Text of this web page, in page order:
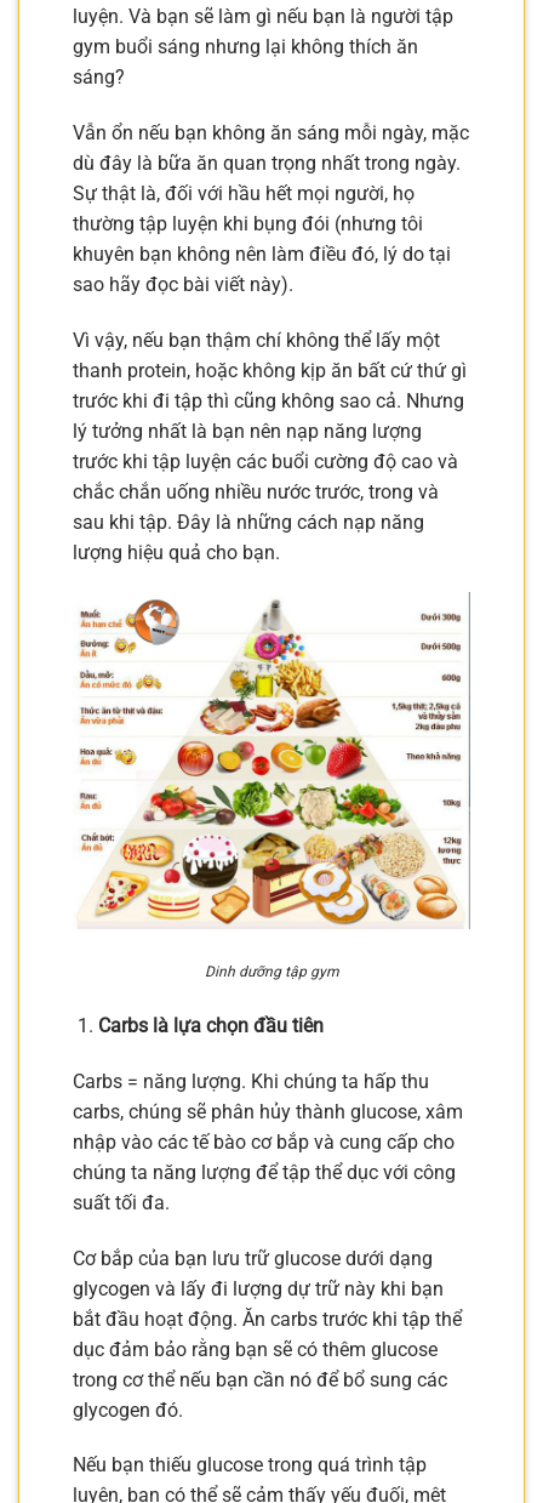
luyện. Và bạn sẽ làm gì nếu bạn là người tập
gym buổi sáng nhưng lại không thích ăn
sáng?
Vẫn ổn nếu bạn không ăn sáng mỗi ngày, mặc
dù đây là bữa ăn quan trọng nhất trong ngày.
Sự thật là, đối với hầu hết mọi người, họ
thường tập luyện khi bụng đói (nhưng tôi
khuyên bạn không nên làm điều đó, lý do tại
sao hãy đọc bài viết này).
Vì vậy, nếu bạn thậm chí không thể lấy một
thanh protein, hoặc không kịp ăn bất cứ thứ gì
trước khi đi tập thì cũng không sao cả. Nhưng
lý tưởng nhất là bạn nên nạp năng lượng
trước khi tập luyện các buổi cường độ cao và
chắc chắn uống nhiều nước trước, trong và
sau khi tập. Đây là những cách nạp năng
lượng hiệu quả cho bạn.
Dinh dưỡng tập gym
Carbs là lựa chọn đầu tiên
Carbs = năng lượng. Khi chúng ta hấp thu
carbs, chúng sẽ phân hủy thành glucose, xâm
nhập vào các tế bào cơ bắp và cung cấp cho
chúng ta năng lượng để tập thể dục với công
suất tối đa.
Cơ bắp của bạn lưu trữ glucose dưới dạng
glycogen và lấy đi lượng dự trữ này khi bạn
bắt đầu hoạt động. Ăn carbs trước khi tập thể
dục đảm bảo rằng bạn sẽ có thêm glucose
trong cơ thể nếu bạn cần nó để bổ sung các
glycogen đó.
Nếu bạn thiếu glucose trong quá trình tập
luyện, bạn có thể sẽ cảm thấy yếu đuối, mệt